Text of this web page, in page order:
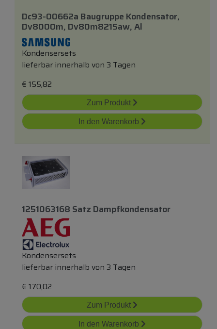
Dc93-00662a Baugruppe Kondensator,
Dv8000m, Dv80m8215aw, Al
Kondensersets
lieferbar innerhalb von 3 Tagen
€ 155,82
Zum Produkt
In den Warenkorb
1251063168 Satz Dampfkondensator
Kondensersets
lieferbar innerhalb von 3 Tagen
€ 170,02
Zum Produkt
In den Warenkorb